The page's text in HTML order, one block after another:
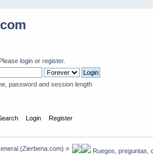
Pleaselogin orregister.
password and session length
Login Register
(Zierbena.com) » Ruegos, preguntas,